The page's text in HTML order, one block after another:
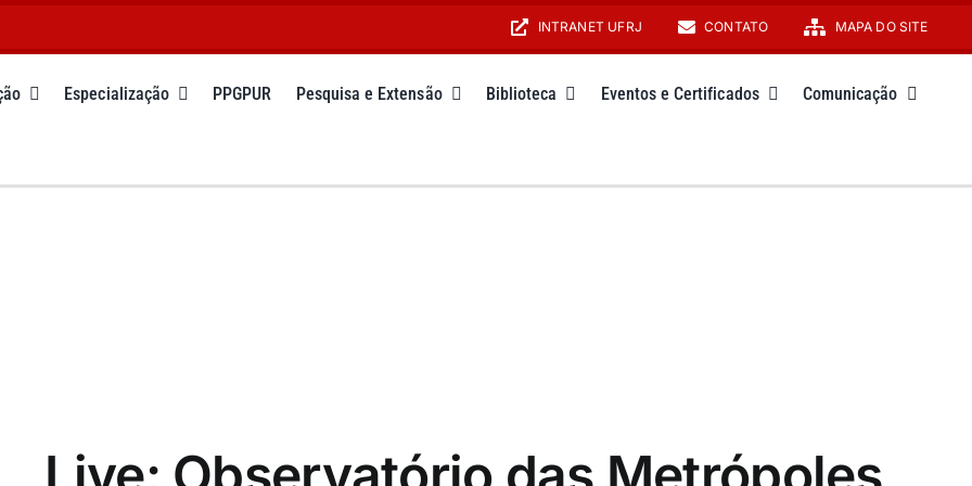
INTRANET UFRJ CONTATO MAPA DO SITE
Especialização PPGPUR Pesquisa e Extensão Biblioteca Eventos e Certificados Comunicação